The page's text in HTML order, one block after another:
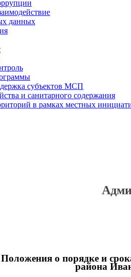
данных
субъектов МСП
и санитарного содержания
в рамках местных
о порядке и
района